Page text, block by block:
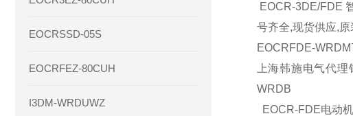
EOCRSSD-05S
EOCRFEZ-80CUH
I3DM-WRDUWZ
EOCR-3DE/FDE
号齐全,现货供应,
EOCRFDE-
上海韩施电气代
WRDB
EOCR-FDE电动